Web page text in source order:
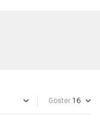
Göster